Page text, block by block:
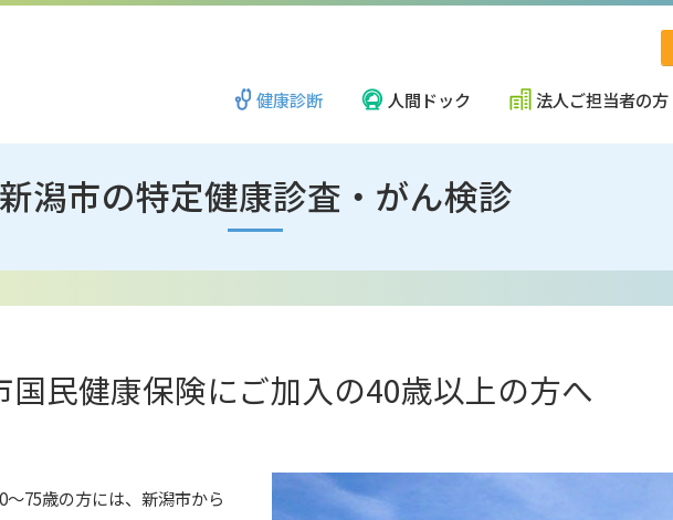
健康診断 人間ドック 法人ご担当者の方
柏崎・上越地区 佐渡地区
岩室医療福祉ゾーン
地域と社会のために 確かな安心のために
広報誌
新潟市の特定健康診査・がん検診
国民健康保険にご加入の40歳以上の方へ
75歳の方には、新潟市から